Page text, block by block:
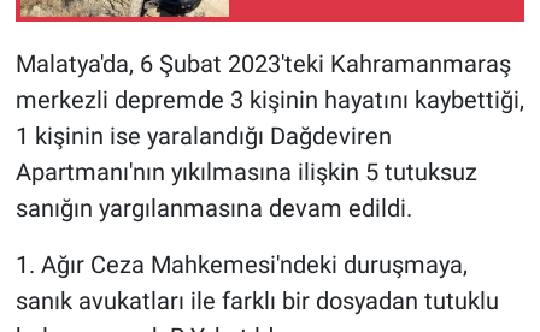
Malatya'da, 6 Şubat 2023'teki Kahramanmaraş
merkezli depremde 3 kişinin hayatını kaybettiği,
1 kişinin ise yaralandığı Dağdeviren
Apartmanı'nın yıkılmasına ilişkin 5 tutuksuz
sanığın yargılanmasına devam edildi.
1. Ağır Ceza Mahkemesi'ndeki duruşmaya,
sanık avukatları ile farklı bir dosyadan tutuklu